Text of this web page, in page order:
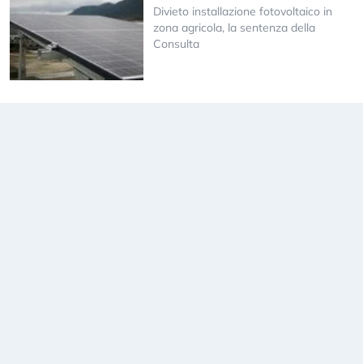
Divieto installazione fotovoltaico in
zona agricola, la sentenza della
Consulta